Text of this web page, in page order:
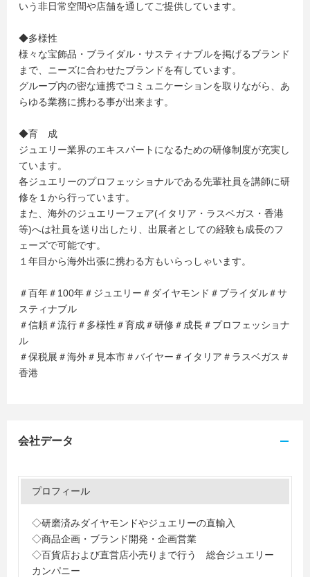
いう非日常空間や店舗を通してご提供しています。
◆多様性
様々な宝飾品・ブライダル・サスティナブルを掲げるブランド
まで、ニーズに合わせたブランドを有しています。
グループ内の密な連携でコミュニケーションを取りながら、あ
らゆる業務に携わる事が出来ます。
◆育 成
ジュエリー業界のエキスパートになるための研修制度が充実し
ています。
各ジュエリーのプロフェッショナルである先輩社員を講師に研
修を１から行っています。
また、海外のジュエリーフェア(イタリア・ラスベガス・香港
等)へは社員を送り出したり、出展者としての経験も成長のフ
ェーズで可能です。
１年目から海外出張に携わる方もいらっしゃいます。
＃百年＃100年＃ジュエリー＃ダイヤモンド＃ブライダル＃サ
スティナブル
＃信頼＃流行＃多様性＃育成＃研修＃成長＃プロフェッショナ
ル
＃保税展＃海外＃見本市＃バイヤー＃イタリア＃ラスベガス＃
香港
会社データ
プロフィール
◇研磨済みダイヤモンドやジュエリーの直輸入
◇商品企画・ブランド開発・企画営業
◇百貨店および直営店小売りまで行う 総合ジュエリー
カンパニー